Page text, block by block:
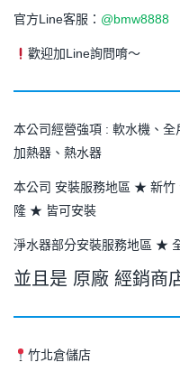
官方Line客服： @bmw8888
歡迎加Line詢問唷～
本公司經營強項 : 軟水機、全
加熱器、熱水器
本公司 安裝服務地區 ★ 新
隆 ★ 皆可安裝
淨水器部分安裝服務地區 ★
並且是 原廠 經銷商
竹北倉儲店